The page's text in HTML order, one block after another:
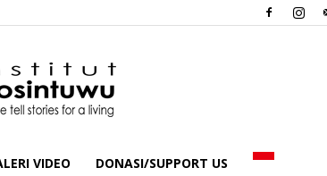
VIDEO DONASI/SUPPORT US